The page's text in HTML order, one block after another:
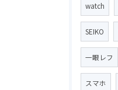
watch
SEIKO
一眼レフ
スマホ